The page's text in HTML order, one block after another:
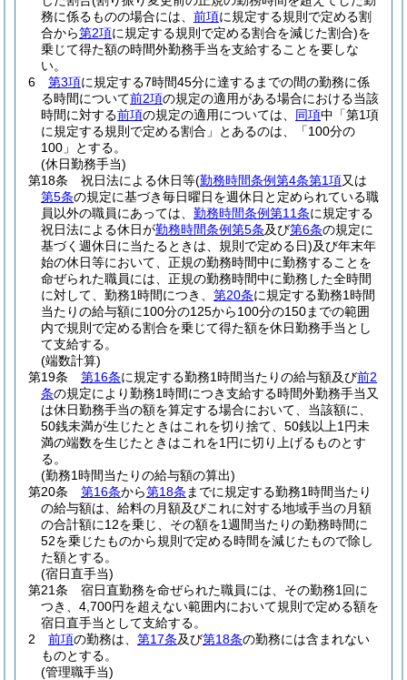
務に係るものの場合には、 前項に規定する規則で定める割
合から第2項に規定する規則で定める割合を減じた割合)を
乗じて得た額の時間外勤務手当を支給することを要しな
い。
6
第3項に規定する7時間45分に達するまでの間の勤務に係
る時間について前2項の規定の適用がある場合における当該
時間に対する前項の規定の適用については、 同項中「第1項
に規定する規則で定める割合」とあるのは、「100分の
100」とする。
(休日勤務手当)
第18条
祝日法による休日等(勤務時間条例第4条第1項又は
第5条の規定に基づき毎日曜日を週休日と定められている職
員以外の職員にあっては、 勤務時間条例第11条に規定する
祝日法による休日が勤務時間条例第5条及び第6条の規定に
基づく週休日に当たるときは、規則で定める日)及び年末年
始の休日等において、正規の勤務時間中に勤務することを
命ぜられた職員には、正規の勤務時間中に勤務した全時間
に対して、勤務1時間につき、 第20条に規定する勤務1時間
当たりの給与額に100分の125から100分の150までの範囲
内で規則で定める割合を乗じて得た額を休日勤務手当とし
て支給する。
(端数計算)
第19条
第16条に規定する勤務1時間当たりの給与額及び前2
条の規定により勤務1時間につき支給する時間外勤務手当又
は休日勤務手当の額を算定する場合において、当該額に、
50銭未満が生じたときはこれを切り捨て、50銭以上1円未
満の端数を生じたときはこれを1円に切り上げるものとす
る。
(勤務1時間当たりの給与額の算出)
第20条
第16条から第18条 までに規定する勤務1時間当たり
の給与額は、給料の月額及びこれに対する地域手当の月額
の合計額に12を乗じ、その額を1週間当たりの勤務時間に
52を乗じたものから規則で定める時間を減じたもので除し
た額とする。
(宿日直手当)
第21条
宿日直勤務を命ぜられた職員には、その勤務1回に
つき、4,700円を超えない範囲内において規則で定める額を
宿日直手当として支給する。
2
前項の勤務は、 第17条及び第18条の勤務には含まれない
ものとする。
(管理職手当)